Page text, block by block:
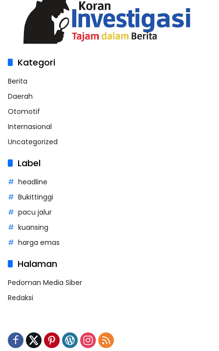
Kategori
Berita
Daerah
Otomotif
Internasional
Uncategorized
Label
headline
Bukittinggi
pacu jalur
kuansing
harga emas
Halaman
Pedoman Media Siber
Redaksi